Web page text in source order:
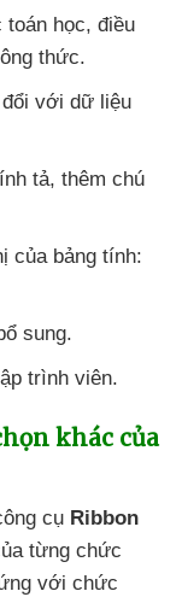
toán học, điều
thức.
với dữ liệu
tả, thêm chú
của bảng tính:
sung.
trình viên.
khác của
cụ Ribbon
từng chức
với chức